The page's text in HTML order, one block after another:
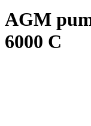
AGM
6000 C